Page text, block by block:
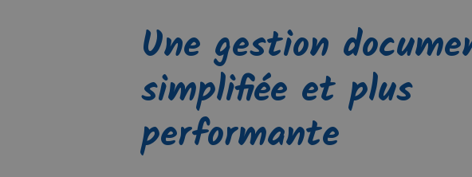
Une gestion
simplifiée et plus
performante